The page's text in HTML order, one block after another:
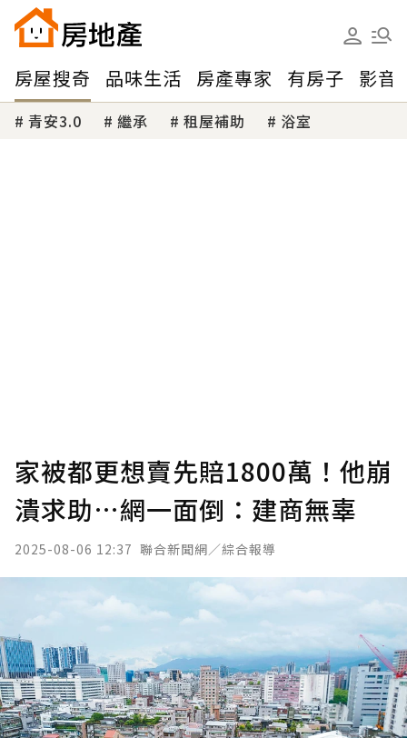
房屋搜奇 品味生活 房產專家 有房子 影音
青安3.0 繼承 租屋補助 浴室
家被都更想賣先賠1800萬！他崩
潰求助…網一面倒：建商無辜
2025-08-06 12:37 聯合新聞網／綜合報導